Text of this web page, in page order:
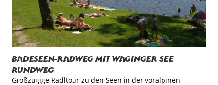
Badeseen-Radweg mit Waginger See
Rundweg
Großzügige Radltour zu den Seen in der voralpinen